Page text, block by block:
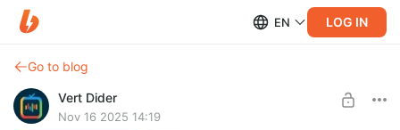
EN LOG IN
Go to blog
Vert Dider
Nov 16 2025 14:19